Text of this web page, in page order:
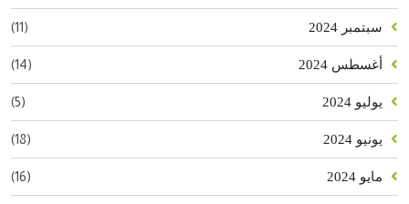
سبتمبر 2024 (11)
أغسطس 2024 (14)
يوليو 2024 (5)
يونيو 2024 (18)
مايو 2024 (16)